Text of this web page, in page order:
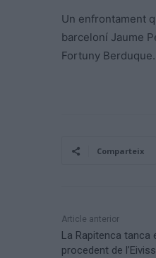
Un enfrontament
barceloní Jaume
Fortuny Berduque.
Comparteix
Article anterior
La Rapitenca tanca
procedent de